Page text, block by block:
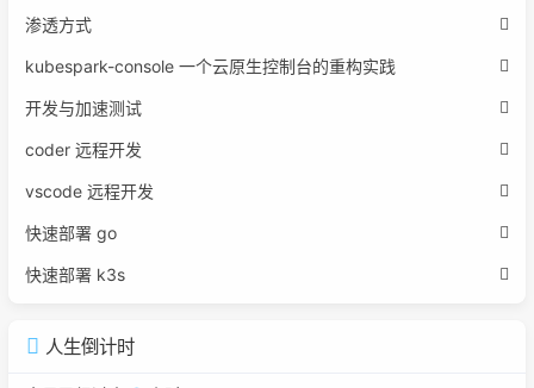
渗透方式
kubespark-console 一个云原生控制台的重构实践
开发与加速测试
coder 远程开发
vscode 远程开发
快速部署 go
快速部署 k3s
人生倒计时